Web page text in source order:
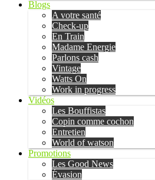
Blogs
A votre santé
Check-up
En Train
Madame Energie
Parlons cash
Vintage
Watts On
Work in progress
Vidéos
Les Bouffistas
Copin comme cochon
Entretien
World of watson
Promotions
Les Good News
Évasion